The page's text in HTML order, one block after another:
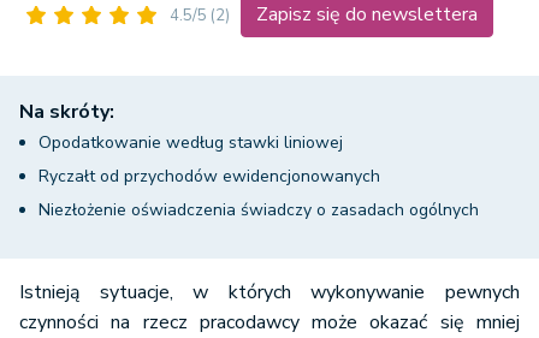
4.5/5 (2) Zapisz się do newslettera
Na skróty:
Opodatkowanie według stawki liniowej
Ryczałt od przychodów ewidencjonowanych
Niezłożenie oświadczenia świadczy o zasadach ogólnych
Istnieją sytuacje, w których wykonywanie pewnych
czynności na rzecz pracodawcy może okazać się mniej